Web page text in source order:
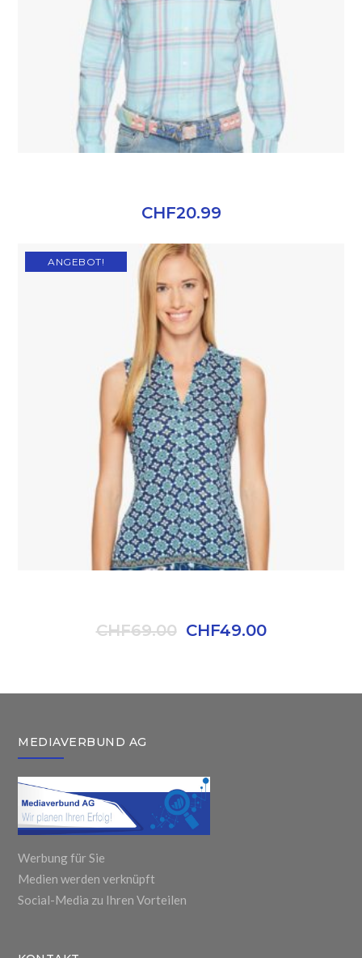
CHF20.99
ANGEBOT!
CHF69.00 CHF49.00
MEDIAVERBUND AG
Werbung für Sie
Medien werden verknüpft
Social-Media zu Ihren Vorteilen